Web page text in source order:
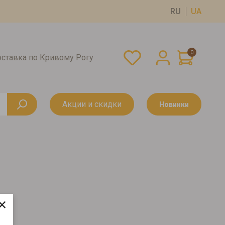
RU UA
по Кривому Рогу
0
Акции и скидки Новинки